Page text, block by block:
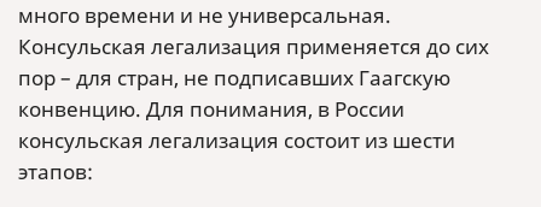
много времени и не универсальная.
Консульская легализация применяется до сих
пор – для стран, не подписавших Гаагскую
конвенцию. Для понимания, в России
консульская легализация состоит из шести
этапов: